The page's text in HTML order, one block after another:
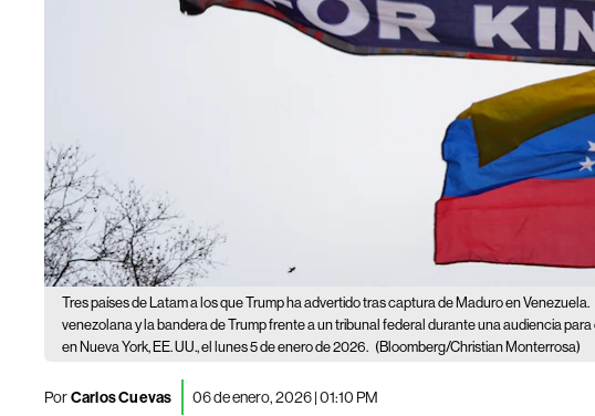
Tres países de Latam a los que Trump ha advertido tras captura de Maduro en Venezuela.
venezolana y la bandera de Trump frente a un tribunal federal durante una audiencia
en Nueva York, EE. UU., el lunes 5 de enero de 2026. (Bloomberg/Christian Monterrosa)
PorCarlos Cuevas 06 de enero, 2026 | 01:10 PM